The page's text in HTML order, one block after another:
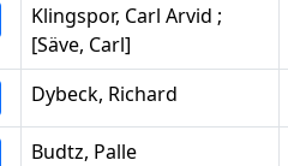
Klingspor, Carl Arvid ;
[Säve, Carl]
Dybeck, Richard
Budtz, Palle